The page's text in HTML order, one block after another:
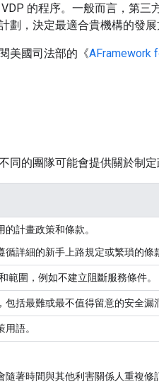
的程序。一般而言，第三
，決定最適合貴機構的發展
美國司法部的《AFramework
的團隊可能會提供關於制定
計畫政策和條款。
詳細的新手上路規定或繁瑣的條
範圍，例如不建立阻斷服務條件。
括最難或最不值得留意的安全漏
語。
著時間與其他利害關係人重複修